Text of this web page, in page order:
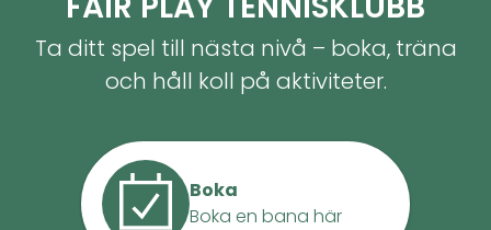
Ta ditt spel till nästa nivå – boka, träna
och håll koll på aktiviteter.
Boka
Boka en bana här